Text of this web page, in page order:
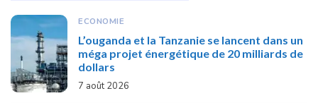
ECONOMIE
L’ouganda et la Tanzanie se lancent dans un
méga projet énergétique de 20 milliards de
dollars
7 août 2026